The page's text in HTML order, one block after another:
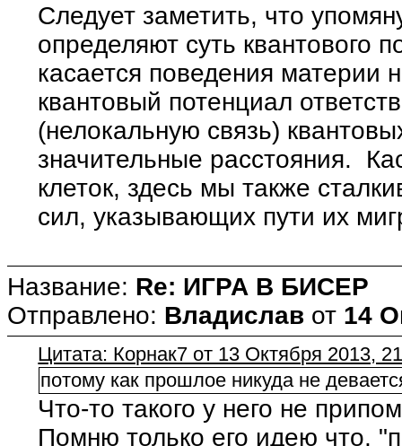
Следует заметить, что
определяют суть квантового
касается поведения материи
квантовый потенциал
(нелокальную связь)
значительные расстояния.
клеток, здесь мы также
сил, указывающих пути их
Название: Re: ИГРА В БИСЕР
Отправлено: Владислав от 14
Цитата: Корнак7 от 13 Октября 2013,
потому как прошлое никуда не
Что-то такого у него не
Помню только его идею что,